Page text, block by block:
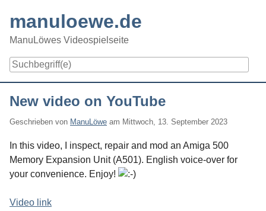
content
manuloewe.de
ManuLöwes Videospielseite
New video on YouTube
Geschrieben von ManuLöwe am Mittwoch, 13. September 2023
In this video, I inspect, repair and mod an Amiga 500
Memory Expansion Unit (A501). English voice-over for
your convenience. Enjoy!
Video link